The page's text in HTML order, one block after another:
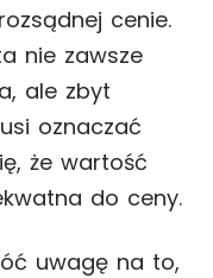
cenie.
nie zawsze
ale zbyt
oznaczać
że wartość
do ceny.
uwagę na to,